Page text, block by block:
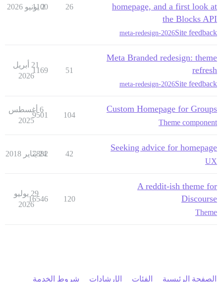
homepage, and a first look at
the Blocks API
Site feedback
meta-redesign-2026
26
1100
2 يونيو 2026
Meta Branded redesign: theme
refresh
Site feedback
meta-redesign-2026
51
1169
21 أبريل
2026
Custom Homepage for Groups
Theme component
104
9501
6 أغسطس
2025
Seeking advice for homepage
UX
42
7882
24 يناير 2018
A reddit-ish theme for
Discourse
Theme
120
16546
29 يوليو
2026
الصفحة الرئيسية الفئات الإرشادات شروط الخدمة